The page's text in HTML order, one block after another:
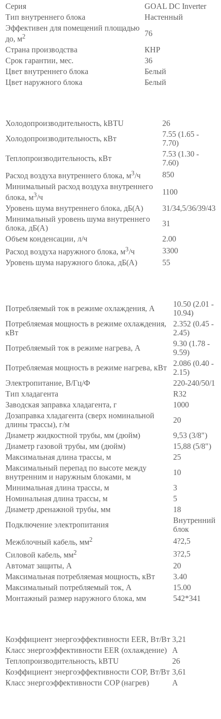
Серия
GOAL DC Inverter
Тип внутреннего блока
Настенный
Эффективен для помещений площадью
до, м2
76
Страна производства
КНР
Срок гарантии, мес.
36
Цвет внутреннего блока
Белый
Цвет наружного блока
Белый
Холодопроизводительность, kBTU
26
Холодопроизводительность, кВт
7.55 (1.65 -
7.70)
Теплопроизводительность, кВт
7.53 (1.30 -
7.60)
Расход воздуха внутреннего блока, м3/ч
850
Минимальный расход воздуха внутреннего
блока, м3/ч
1100
Уровень шума внутреннего блока, дБ(А)
31/34,5/36/39/43
Минимальный уровень шума внутреннего
блока, дБ(А)
31
Объем конденсации, л/ч
2.00
Расход воздуха наружного блока, м3/ч
3300
Уровень шума наружного блока, дБ(А)
55
Потребляемый ток в режиме охлаждения, А
10.50 (2.01 -
10.94)
Потребляемая мощность в режиме охлаждения,
кВт
2.352 (0.45 -
2.45)
Потребляемый ток в режиме нагрева, А
9.30 (1.78 -
9.59)
Потребляемая мощность в режиме нагрева, кВт
2.086 (0.40 -
2.15)
Электропитание, В/Гц/Ф
220-240/50/1
Тип хладагента
R32
Заводская заправка хладагента, г
1000
Дозаправка хладагента (сверх номинальной
длины трассы), г/м
20
Диаметр жидкостной трубы, мм (дюйм)
9,53 (3/8")
Диаметр газовой трубы, мм (дюйм)
15,88 (5/8")
Максимальная длина трассы, м
25
Максимальный перепад по высоте между
внутренним и наружным блоками, м
10
Минимальная длина трассы, м
3
Номинальная длина трассы, м
5
Диаметр дренажной трубы, мм
18
Подключение электропитания
Внутренний
блок
Межблочный кабель, мм2
4?2,5
Силовой кабель, мм2
3?2,5
Автомат защиты, А
20
Максимальная потребляемая мощность, кВт
3.40
Максимальный потребляемый ток, А
15.00
Монтажный размер наружного блока, мм
542*341
Коэффициент энергоэффективности EER, Вт/Вт 3,21
Класс энергоэффективности EER (охлаждение)
A
Теплопроизводительность, kBTU
26
Коэффициент энергоэффективности COP, Вт/Вт 3,61
Класс энергоэффективности COP (нагрев)
A